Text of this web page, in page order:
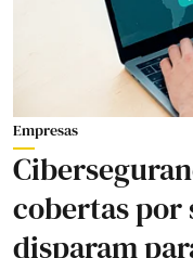
Empresas
cobertas por
disparam